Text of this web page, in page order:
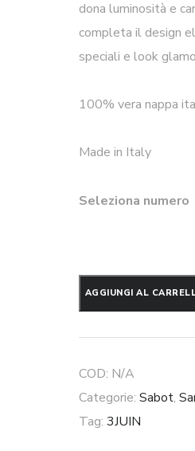
dona luminosità e
completa il design
speciali e look
100% vera nappa
Made in Italy
Seleziona numero
Slingback
Mely
plissè
3Juin
quantità
AGGIUNGI AL
COD: N/A
Categorie: Sabot,
Tag: 3JUIN